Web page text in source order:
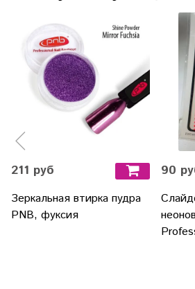
211 руб
Зеркальная втирка пудра
PNB, фуксия
90